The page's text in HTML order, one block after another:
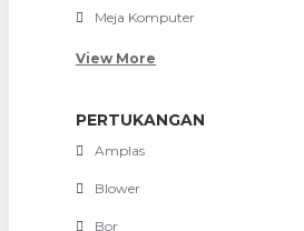
Meja Komputer
View More
PERTUKANGAN
Amplas
Blower
Bor